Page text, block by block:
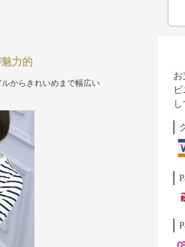
力的
からきれいめまで幅広い
お
し